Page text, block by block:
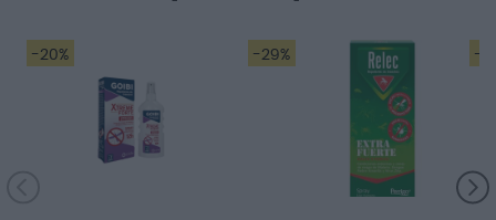
-20%
Funciona perfecto!
-29%
Muy bien
-